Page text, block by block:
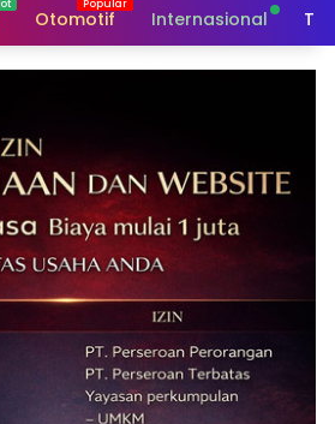
Otomotif Internasional